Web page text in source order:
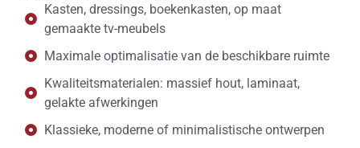
Kasten, dressings, boekenkasten, op maat
gemaakte tv-meubels
Maximale optimalisatie van de beschikbare ruimte
Kwaliteitsmaterialen: massief hout, laminaat,
gelakte afwerkingen
Klassieke, moderne of minimalistische ontwerpen